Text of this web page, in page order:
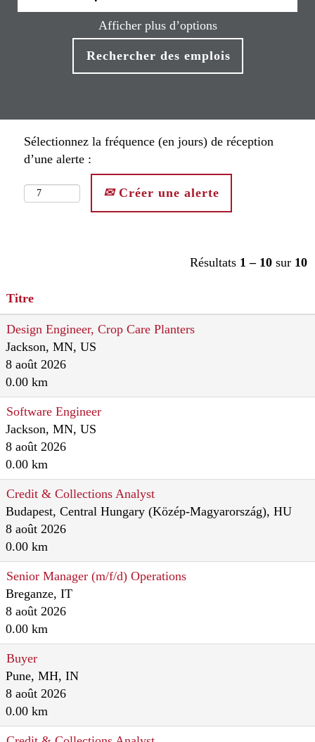
Afficher plus d’options
Sélectionnez la fréquence (en jours) de réception
d’une alerte :
Créer une alerte
Résultats 1 – 10 sur 10
Titre
Design Engineer, Crop Care Planters
Jackson, MN, US
8 août 2026
0.00 km
Software Engineer
Jackson, MN, US
8 août 2026
0.00 km
Credit & Collections Analyst
Budapest, Central Hungary (Közép-Magyarország), HU
8 août 2026
0.00 km
Senior Manager (m/f/d) Operations
Breganze, IT
8 août 2026
0.00 km
Buyer
Pune, MH, IN
8 août 2026
0.00 km